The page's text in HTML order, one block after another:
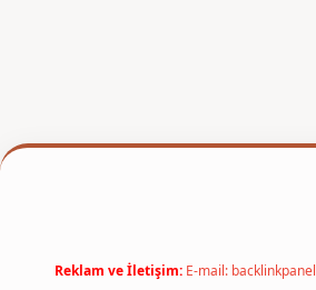
Reklam ve İletişim: E-mail: